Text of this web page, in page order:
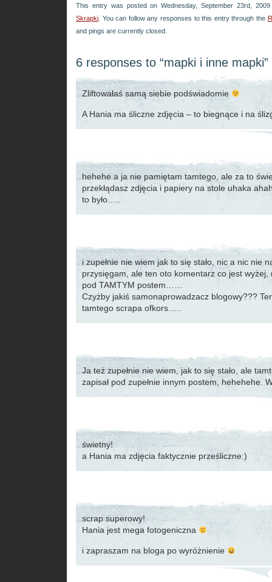
This entry was posted on Wednesday, September 23rd,
Skrapki . You can follow any responses to this entry through the
and pings are currently closed.
6 responses to “mapki i inne mapki”
Zliftowałaś samą siebie podświadomie
A Hania ma śliczne zdjęcia – to biegnące i na
hehehe a ja nie pamiętam tamtego, ale za to
przekłądasz zdjęcia i papiery na stole uhaka
to było…..
i zupełnie nie wiem jak to się stało, nic a nic nie
przysięgam, ale ten oto komentarz co jest wyżej,
pod TAMTYM postem……
Czyżby jakiś samonaprowadzacz blogowy???
tamtego scrapa ofkors…..
Ja też zupełnie nie wiem, jak to się stało, ale
zapisał pod zupełnie innym postem, hehehehe.
świetny!
a Hania ma zdjęcia faktycznie prześliczne:)
scrap superowy!
Hania jest mega fotogeniczna
i zapraszam na bloga po wyróżnienie